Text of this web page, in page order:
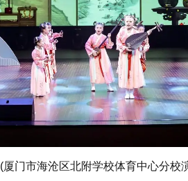
(厦门市海沧区北附学校体育中心分校